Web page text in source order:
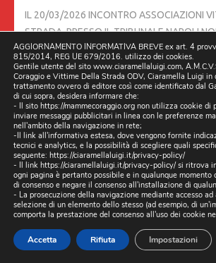
IL 20/03/2026 INCONTRO ASSOCIAZIONI
STRADA, PRESSO IL TRIBUNALE NAPOLI
PROCURATORE DELLA REPUBBLICA
AIROMA 20 MARZO 2026
ESCLUSIVA. BUCHE E VORAGINI A MARANO
CONTENUTO DELLE RELAZIONI DEL
INFRASTRUTTURE E DEI TRASPORTI DOPO
CRITICITÀ E PRIMI INTERVENTI19 MARZO
06/03/2026 DUE CAMION DELLA RACCOLTA
TRENTOLA DUCENTA FANNO
LUSCIANO.6 MARZO 2026
STRADE DISSESTATE, BLITZ DEGLI
AGGIORNAMENTO INFORMATIVA BREVE ex art. 4
815/2014, REG UE 679/2016. utilizzo dei cookies.
Gentile utente del sito www.ciaramellaluigi.com,
Coraggio e Vittime Della Strada ODV, Ciaramella Luigi
trattamento ovvero di editore così come identificato dal
di cui sopra, desidera informare che:
- Il sito https://mammecoraggio.org non utilizza cookie di
inviare messaggi pubblicitari in linea con le preferenze
nell'ambito della navigazione in rete;
-Il link all'informativa estesa, dove vengono fornite
tecnici e analytics, e la possibilità di scegliere quali
seguente: https://ciaramellaluigi.it/privacy-policy/
- Il link https://ciaramellaluigi.it/privacy-policy/si ritrova
ogni pagina è pertanto possibile e in qualunque momento
di consenso e negare il consenso all'installazione di
- La prosecuzione della navigazione mediante accesso
selezione di un elemento dello stesso (ad esempio, di
comporta la prestazione del consenso all'uso dei cookie
Accetta Rifiuta Impostazioni